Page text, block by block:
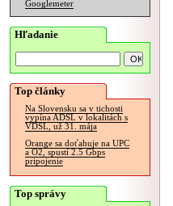
Googlemeter
Hľadanie
Top články
Na Slovensku sa v tichosti
vypína ADSL v lokalitách s
VDSL, už 31. mája
Orange sa doťahuje na UPC
a O2, spustí 2.5 Gbps
pripojenie
Top správy